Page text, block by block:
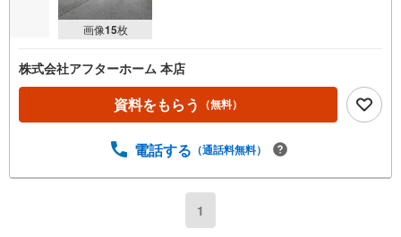
画像15枚
株式会社アフターホーム 本店
資料をもらう （無料）
電話する （通話料無料）
1